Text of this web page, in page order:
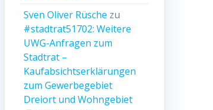
Sven Oliver Rüsche zu
#stadtrat51702: Weitere
UWG-Anfragen zum
Stadtrat –
Kaufabsichtserklärungen
zum Gewerbegebiet
Dreiort und Wohngebiet